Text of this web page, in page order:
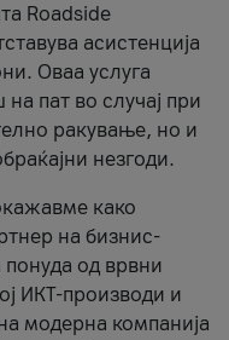
Roadside
асистенција
Оваа услуга
пат во случај при
ракување, но и
незгоди.
како
на бизнис-
понуда од врвни
ИКТ-производи и
модерна компанија